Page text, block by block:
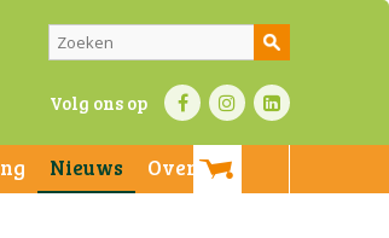
Volg ons op
Nieuws
Over ons